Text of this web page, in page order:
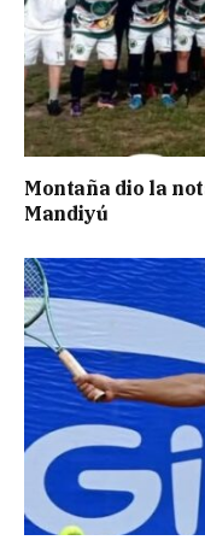
Montaña dio la
Mandiyú